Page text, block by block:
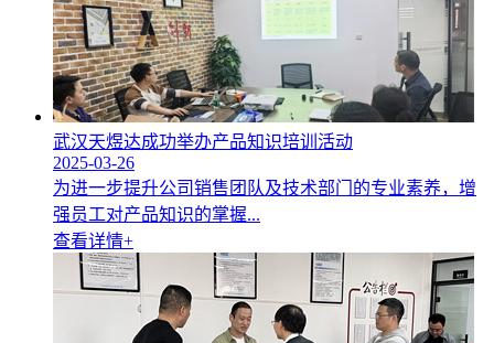
武汉天煜达成功举办产品知识培训活动
2025-03-26
为进一步提升公司销售团队及技术部门的专业素养，增
强员工对产品知识的掌握...
查看详情+